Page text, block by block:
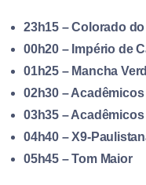
23h15 – Colorado
00h20 – Império de
01h25 – Mancha
02h30 –
03h35 –
04h40 – X9-
05h45 – Tom Maior